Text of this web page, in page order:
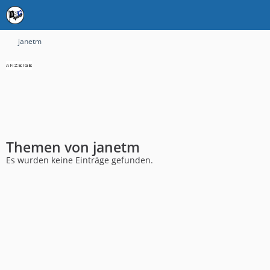
janetm
Themen von janetm
Es wurden keine Einträge gefunden.